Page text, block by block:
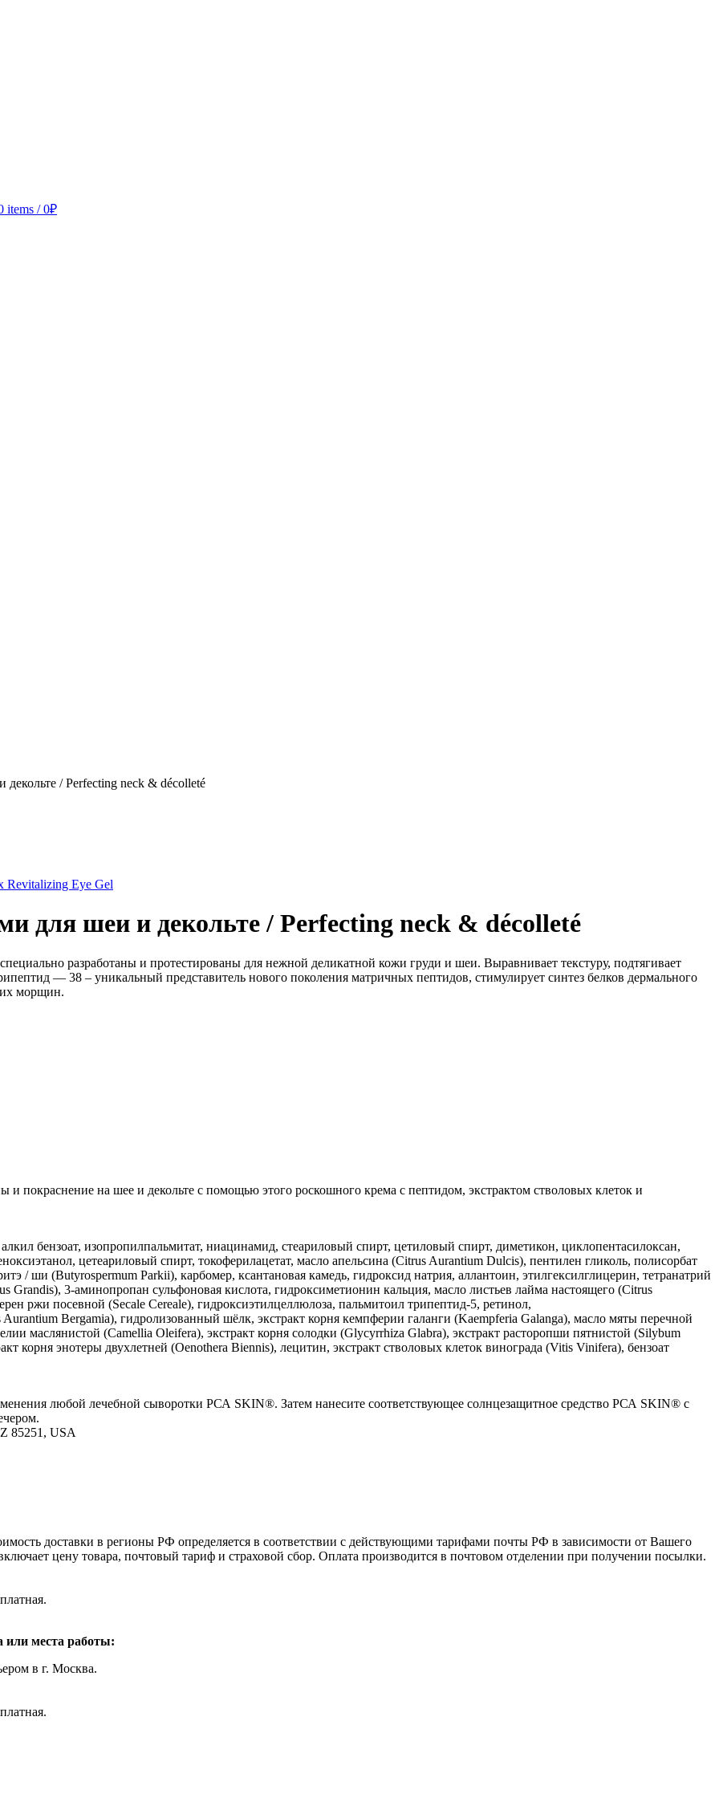
items / 0₽
/ Perfecting neck & décolleté
Revitalizing Eye Gel
для шеи и декольте / Perfecting neck & décolleté
разработаны и протестированы для нежной деликатной кожи груди и шеи. Выравнивает текстуру, подтягивает
— 38 – уникальный представитель нового поколения матричных пептидов, стимулирует синтез белков дермального
морщин.
покраснение на шее и декольте с помощью этого роскошного крема с пептидом, экстрактом стволовых клеток и
бензоат, изопропилпальмитат, ниацинамид, стеариловый спирт, цетиловый спирт, диметикон, циклопентасилоксан,
цетеариловый спирт, токоферилацетат, масло апельсина (Citrus Aurantium Dulcis), пентилен гликоль, полисорбат
/ ши (Butyrospermum Parkii), карбомер, ксантановая камедь, гидроксид натрия, аллантоин, этилгексилглицерин, тетранатрий
3-аминопропан сульфоновая кислота, гидроксиметионин кальция, масло листьев лайма настоящего (Citrus
ржи посевной (Secale Cereale), гидроксиэтилцеллюлоза, пальмитоил трипептид-5, ретинол,
Bergamia), гидролизованный шёлк, экстракт корня кемпферии галанги (Kaempferia Galanga), масло мяты перечной
маслянистой (Camellia Oleifera), экстракт корня солодки (Glycyrrhiza Glabra), экстракт расторопши пятнистой (Silybum
корня энотеры двухлетней (Oenothera Biennis), лецитин, экстракт стволовых клеток винограда (Vitis Vinifera), бензоат
любой лечебной сыворотки РСА SKIN®. Затем нанесите соответствующее солнцезащитное средство РСА SKIN® с
85251, USA
доставки в регионы РФ определяется в соответствии с действующими тарифами почты РФ в зависимости от Вашего
цену товара, почтовый тариф и страховой сбор. Оплата производится в почтовом отделении при получении посылки.
или места работы:
в г. Москва.